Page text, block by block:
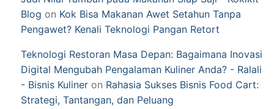
Blog on Kok Bisa Makanan Awet Setahun Tanpa
Pengawet? Kenali Teknologi Pangan Retort
Teknologi Restoran Masa Depan: Bagaimana Inovasi
Digital Mengubah Pengalaman Kuliner Anda? - Ralali
- Bisnis Kuliner on Rahasia Sukses Bisnis Food Cart:
Strategi, Tantangan, dan Peluang